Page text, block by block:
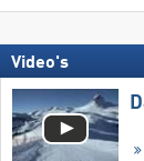
Video's